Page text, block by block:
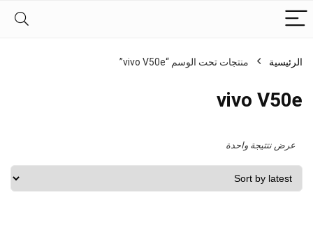
الرئيسية منتجات تحت الوسم “vivo V50e”
vivo V50e
عرض نتتيجة واحدة